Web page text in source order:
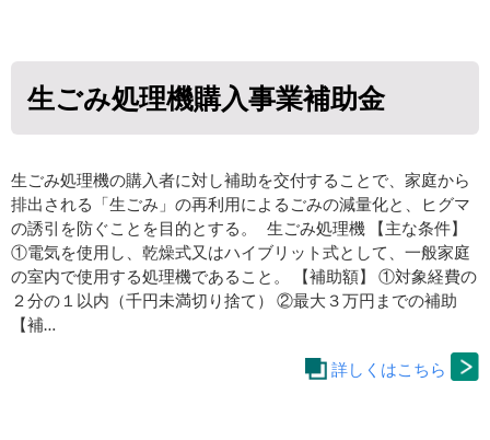
生ごみ処理機購入事業補助金
生ごみ処理機の購入者に対し補助を交付することで、家庭から
排出される「生ごみ」の再利用によるごみの減量化と、ヒグマ
の誘引を防ぐことを目的とする。 生ごみ処理機 【主な条件】
①電気を使用し、乾燥式又はハイブリット式として、一般家庭
の室内で使用する処理機であること。 【補助額】 ①対象経費の
２分の１以内（千円未満切り捨て） ②最大３万円までの補助
【補…
詳しくはこちら